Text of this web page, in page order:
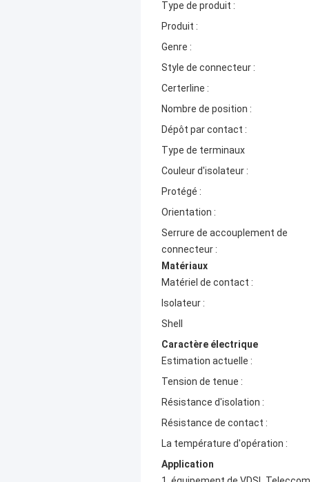
Type de produit :
Produit :
Genre :
Style de connecteur :
Certerline :
Nombre de position :
Dépôt par contact :
Type de terminaux
Couleur d'isolateur :
Protégé :
Orientation :
Serrure de accouplement de
connecteur :
Matériaux
Matériel de contact :
Isolateur :
Shell
Caractère électrique
Estimation actuelle :
Tension de tenue :
Résistance d'isolation :
Résistance de contact :
La température d'opération :
Application